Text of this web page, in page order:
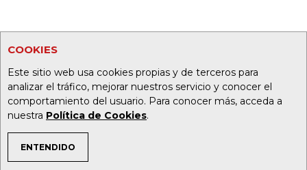
COOKIES
Este sitio web usa cookies propias y de terceros para
analizar el tráfico, mejorar nuestros servicio y conocer el
comportamiento del usuario. Para conocer más, acceda a
nuestra Política de Cookies.
ENTENDIDO
TEMAS DE INTERÉS